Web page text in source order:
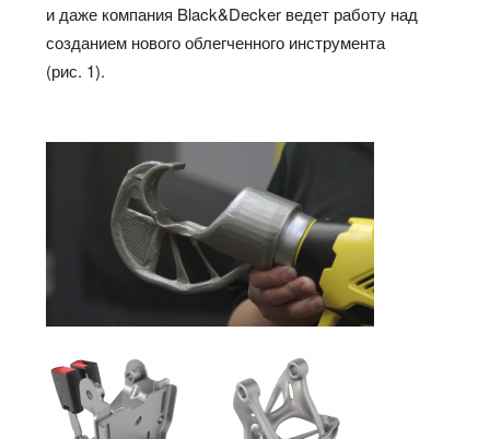
и даже компания Black&Decker ведет работу над
созданием нового облегченного инструмента
(рис. 1).